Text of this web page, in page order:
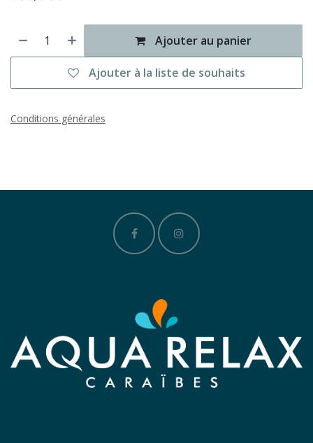
Ajouter au panier
Ajouter à la liste de souhaits
Conditions générales